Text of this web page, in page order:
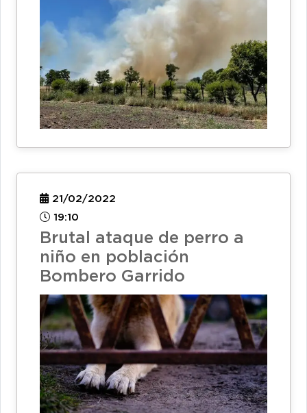
21/02/2022
19:10
Brutal ataque de perro a
niño en población
Bombero Garrido